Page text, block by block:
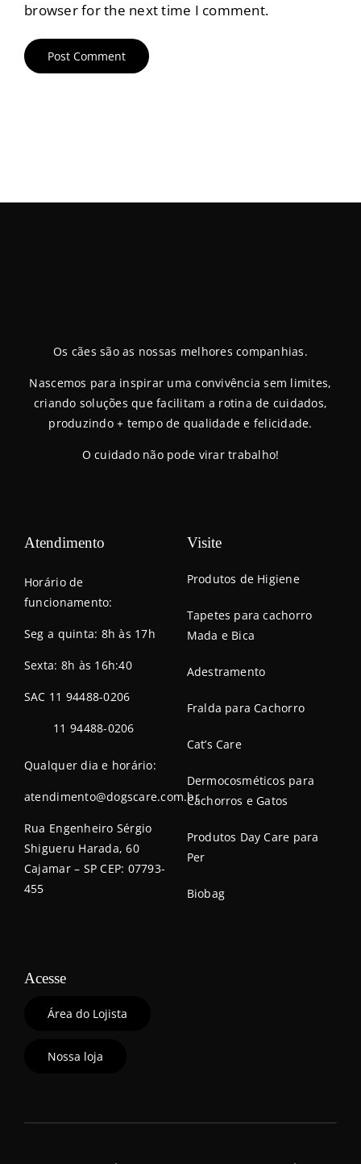
browser for the next time I comment.
Os cães são as nossas melhores companhias.
Nascemos para inspirar uma convivência sem limites,
criando soluções que facilitam a rotina de cuidados,
produzindo + tempo de qualidade e felicidade.
O cuidado não pode virar trabalho!
Atendimento
Horário de
funcionamento:
Seg a quinta: 8h às 17h
Sexta: 8h às 16h:40
SAC 11 94488-0206
11 94488-0206
Qualquer dia e horário:
atendimento@dogscare.com.br
Rua Engenheiro Sérgio
Shigueru Harada, 60
Cajamar – SP CEP: 07793-
455
Visite
Produtos de Higiene
Tapetes para cachorro
Mada e Bica
Adestramento
Fralda para Cachorro
Cat’s Care
Dermocosméticos para
Cachorros e Gatos
Produtos Day Care para
Per
Biobag
Acesse
Área do Lojista
Nossa loja